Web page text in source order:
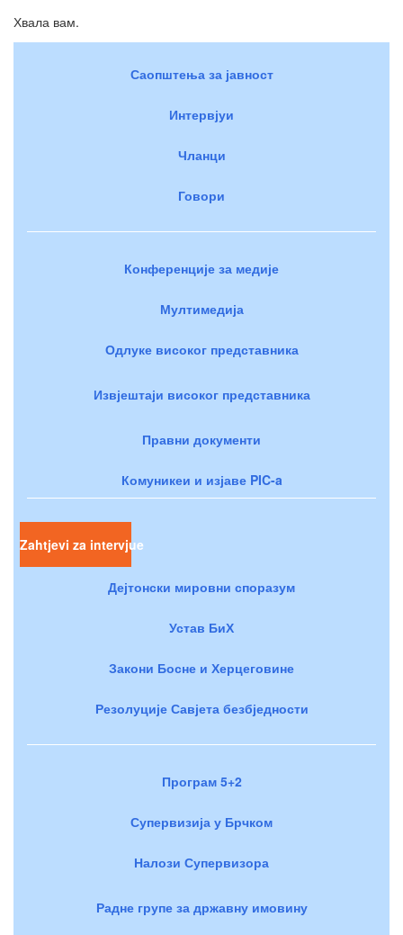
Хвала вам.
Саопштења за јавност
Интервјуи
Чланци
Говори
Конференције за медије
Мултимедија
Одлуке високог представника
Извјештаји високог представника
Правни документи
Комуникеи и изјаве PIC-a
Zahtjevi za intervjue
Дејтонски мировни споразум
Устав БиХ
Закони Босне и Херцеговине
Резолуције Савјета безбједности
Програм 5+2
Супервизија у Брчком
Налози Супервизора
Радне групе за државну имовину